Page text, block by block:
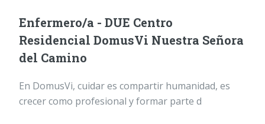
Enfermero/a - DUE Centro
Residencial DomusVi Nuestra Señora
del Camino
En DomusVi, cuidar es compartir humanidad, es
crecer como profesional y formar parte d